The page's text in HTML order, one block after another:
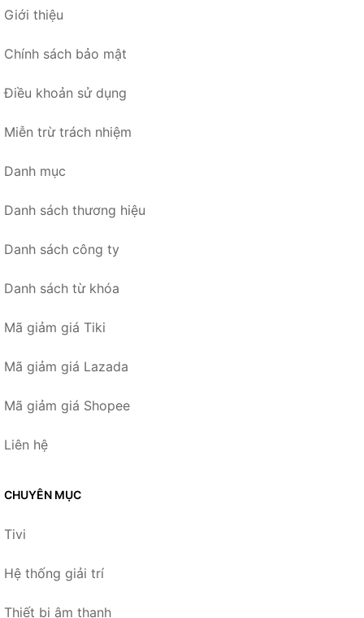
Giới thiệu
Chính sách bảo mật
Điều khoản sử dụng
Miễn trừ trách nhiệm
Danh mục
Danh sách thương hiệu
Danh sách công ty
Danh sách từ khóa
Mã giảm giá Tiki
Mã giảm giá Lazada
Mã giảm giá Shopee
Liên hệ
CHUYÊN MỤC
Tivi
Hệ thống giải trí
Thiết bị âm thanh